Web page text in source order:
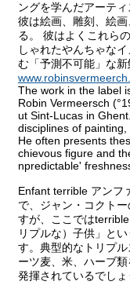
ングを学んだアーテ
彼は絵画、雕刻、絵
る。 彼はよくこれら
しゃれたやんちゃな
む「予測不可能」な新
The work in the label
Robin Vermeersch
ut Sint-Lucas in
disciplines of
He often presents
chievous figure and
npredictable'
Enfant terrible アンフ
で、ジャン・コクト
すが、ここでは
リプルな）子供」と
す。典型的なトリプ
ーツ麦、米、ハーブ
発揮されているでし